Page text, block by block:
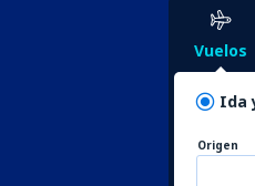
Vuelos
Ida
Origen